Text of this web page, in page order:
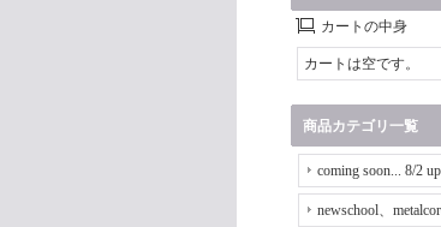
カートの中身
カートは空です。
商品カテゴリ一覧
coming soon... 8/2
newschool、